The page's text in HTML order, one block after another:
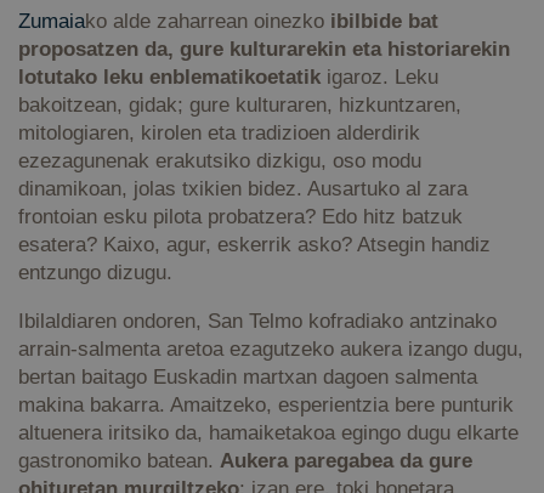
Zumaiako alde zaharrean oinezko ibilbide bat
proposatzen da, gure kulturarekin eta historiarekin
lotutako leku enblematikoetatik igaroz. Leku
bakoitzean, gidak; gure kulturaren, hizkuntzaren,
mitologiaren, kirolen eta tradizioen alderdirik
ezezagunenak erakutsiko dizkigu, oso modu
dinamikoan, jolas txikien bidez. Ausartuko al zara
frontoian esku pilota probatzera? Edo hitz batzuk
esatera? Kaixo, agur, eskerrik asko? Atsegin handiz
entzungo dizugu.
Ibilaldiaren ondoren, San Telmo kofradiako antzinako
arrain-salmenta aretoa ezagutzeko aukera izango dugu,
bertan baitago Euskadin martxan dagoen salmenta
makina bakarra. Amaitzeko, esperientzia bere punturik
altuenera iritsiko da, hamaiketakoa egingo dugu elkarte
gastronomiko batean. Aukera paregabea da gure